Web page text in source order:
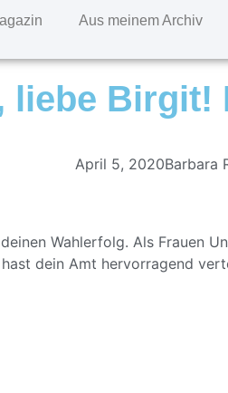
Aus meinem Archiv
April 5, 2020Barbara
Wahlerfolg. Als Frauen
dein Amt hervorragend